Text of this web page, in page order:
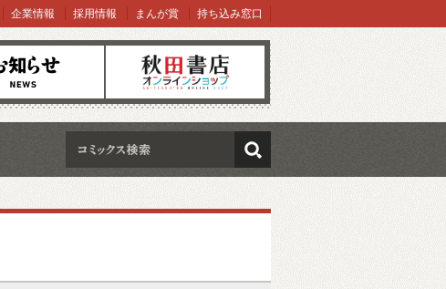
オンラインショップ
企業情報 採用情報 まんが賞 持ち込み窓口
検索